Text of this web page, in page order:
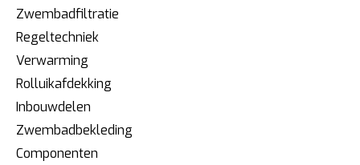
Zwembadfiltratie
Regeltechniek
Verwarming
Rolluikafdekking
Inbouwdelen
Zwembadbekleding
Componenten